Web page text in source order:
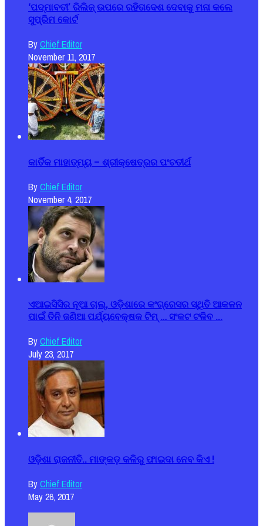
‘ପଦ୍ମାବତୀ’ ରିଲିଜ୍ ଉପରେ ରହିତାଦେଶ ଦେବାକୁ ମନା କଲେ
ସୁପ୍ରିମ କୋର୍ଟ
ByChief Editor
November 11, 2017
କାର୍ତିକ ମାହାତ୍ମ୍ୟ – ଶ୍ରୀକ୍ଷେତ୍ରର ପଂଚତୀର୍ଥ
ByChief Editor
November 4, 2017
ଏଆଇସିସିର ନୂଆ ଚାଲ୍, ଓଡ଼ିଶାରେ କଂଗ୍ରେସର ସ୍ଥିତି ଆକଳନ
ପାଇଁ ତିନି ଜଣିଆ ପର୍ଯ୍ୟବେକ୍ଷକ ଟିମ୍ … ସଂକଟ ଟଳିବ ...
ByChief Editor
July 23, 2017
ଓଡ଼ିଶା ରାଜନୀତି.. ମାଙ୍କଡ଼ କଳିରୁ ଫାଇଦା ନେବ କିଏ !
ByChief Editor
May 26, 2017